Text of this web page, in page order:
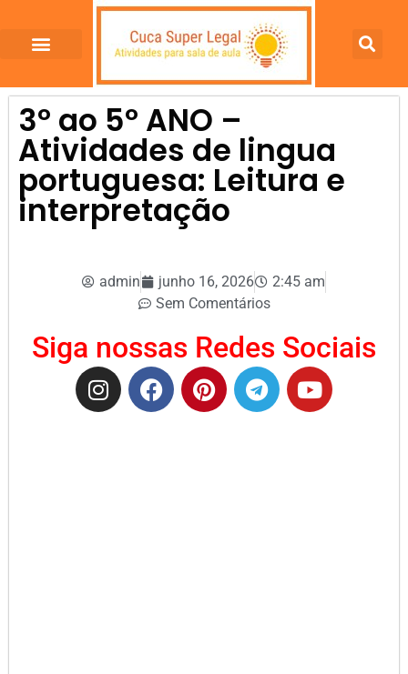
3º ao 5º ANO –
Atividades de lingua
portuguesa: Leitura e
interpretação
admin junho 16, 2026
2:45 am
Sem Comentários
Siga nossas Redes Sociais